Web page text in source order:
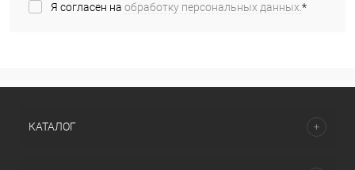
Я согласен на обработку персональных данных.*
КАТАЛОГ